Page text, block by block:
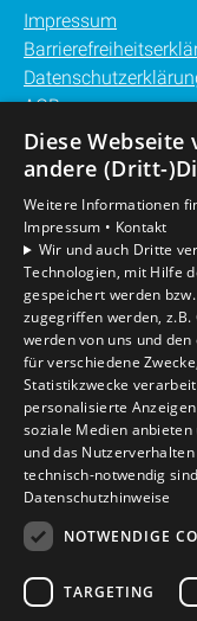
Impressum
AGB
Unsere Bereiche
Gewerbekunden
Karriere
Unternehmen
Kontakt
Diese Webseite
andere (Dritt-
Weitere Informationen
Impressum • Kontakt
Wir und auch Dritte
Technologien, mit Hilfe
gespeichert werden
zugegriffen werden, z.B.
werden von uns und
für verschiedene
Statistikzwecke
personalisierte
soziale Medien
und das
technisch-notwendig
Datenschutzhinweise
NOTWENDIGE
TARGETING